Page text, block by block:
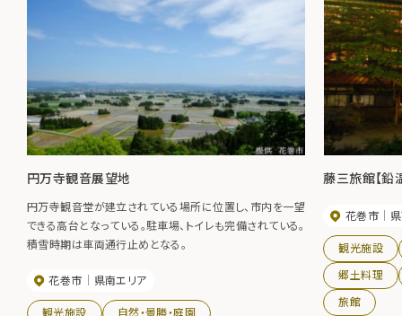
円万寺観音展望地
円万寺観音堂が建立されている場所に位置し、市内を一望
できる高台となっている。駐車場、トイレも完備されている。
積雪時期は車両通行止めとなる。
花巻市 県南エリア
観光施設 自然・景勝・庭園
藤三旅館【鉛
花巻市
観光施設
郷土料理
旅館